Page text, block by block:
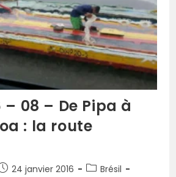
– 08 – De Pipa à
: la route
24 janvier 2016
Brésil